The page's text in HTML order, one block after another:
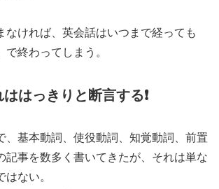
なければ、英会話はいつまで経っても
で終わってしまう。
ははっきりと断言する❗️
、基本動詞、使役動詞、知覚動詞、前置
記事を数多く書いてきたが、それは単な
はない。